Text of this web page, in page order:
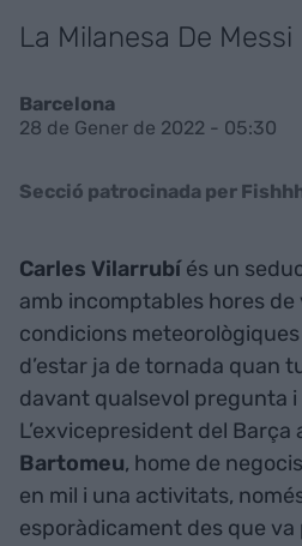
La Milanesa De Messi
Barcelona
28 de Gener de 2022 - 05:30
Secció patrocinada per
Carles Vilarrubíés un
amb incomptables hores de
condicions meteorològiques
d’estar ja de tornada quan
davant qualsevol pregunta i
L’exvicepresident del Barça
Bartomeu, home de
en mil i una activitats,
esporàdicament des que va